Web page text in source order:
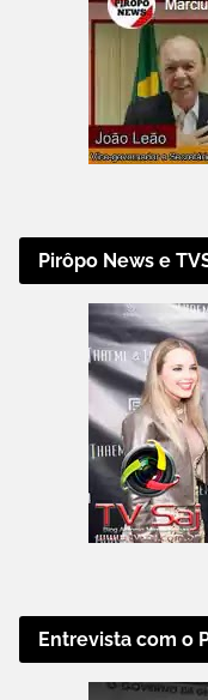
Pirôpo News e
Entrevista com o